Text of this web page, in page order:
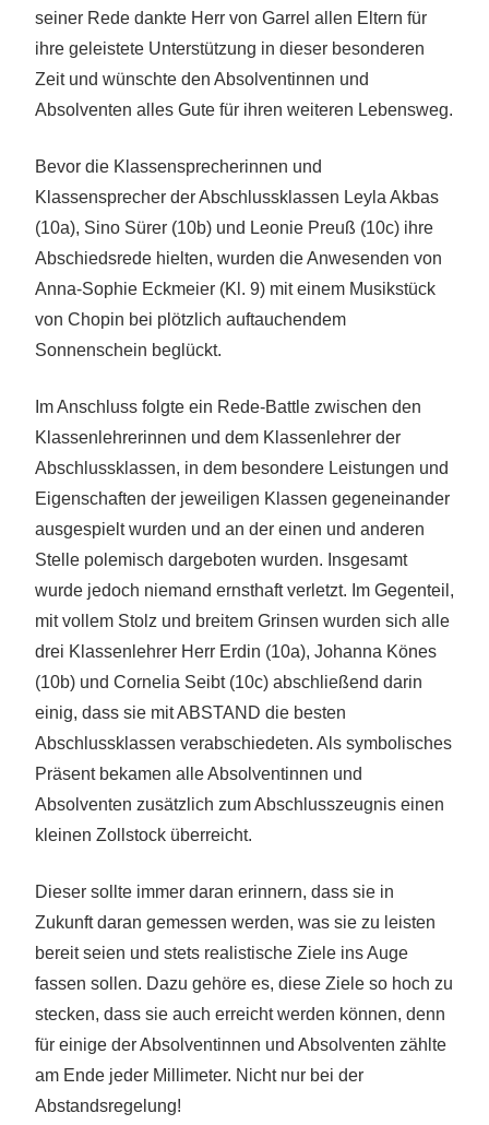
seiner Rede dankte Herr von Garrel allen Eltern für
ihre geleistete Unterstützung in dieser besonderen
Zeit und wünschte den Absolventinnen und
Absolventen alles Gute für ihren weiteren Lebensweg.
Bevor die Klassensprecherinnen und
Klassensprecher der Abschlussklassen Leyla Akbas
(10a), Sino Sürer (10b) und Leonie Preuß (10c) ihre
Abschiedsrede hielten, wurden die Anwesenden von
Anna-Sophie Eckmeier (Kl. 9) mit einem Musikstück
von Chopin bei plötzlich auftauchendem
Sonnenschein beglückt.
Im Anschluss folgte ein Rede-Battle zwischen den
Klassenlehrerinnen und dem Klassenlehrer der
Abschlussklassen, in dem besondere Leistungen und
Eigenschaften der jeweiligen Klassen gegeneinander
ausgespielt wurden und an der einen und anderen
Stelle polemisch dargeboten wurden. Insgesamt
wurde jedoch niemand ernsthaft verletzt. Im Gegenteil,
mit vollem Stolz und breitem Grinsen wurden sich alle
drei Klassenlehrer Herr Erdin (10a), Johanna Könes
(10b) und Cornelia Seibt (10c) abschließend darin
einig, dass sie mit ABSTAND die besten
Abschlussklassen verabschiedeten. Als symbolisches
Präsent bekamen alle Absolventinnen und
Absolventen zusätzlich zum Abschlusszeugnis einen
kleinen Zollstock überreicht.
Dieser sollte immer daran erinnern, dass sie in
Zukunft daran gemessen werden, was sie zu leisten
bereit seien und stets realistische Ziele ins Auge
fassen sollen. Dazu gehöre es, diese Ziele so hoch zu
stecken, dass sie auch erreicht werden können, denn
für einige der Absolventinnen und Absolventen zählte
am Ende jeder Millimeter. Nicht nur bei der
Abstandsregelung!